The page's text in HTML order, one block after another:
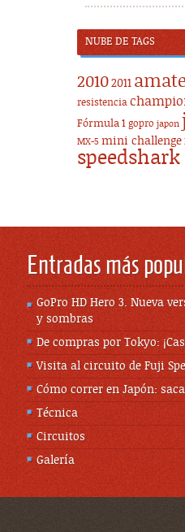
NUBE DE TAGS
20102011
resistencia
Fórmula 1 gopro japon
MX-5 mini challenge
Entradas más
GoPro HD Hero 3. Nueva
y sombras
De compras por Tokyo:
Visita al circuito de Fuji
Cómo correr en Japón:
Técnica
Circuitos
Galería